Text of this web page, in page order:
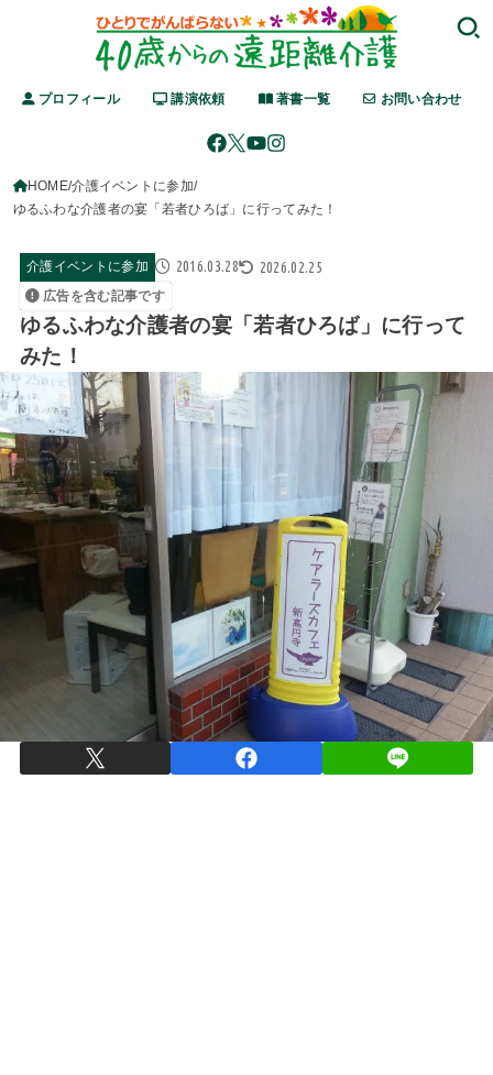
プロフィール 講演依頼 著書一覧 お問い合わせ
HOME 介護イベントに参加
ゆるふわな介護者の宴「若者ひろば」に行ってみた！
介護イベントに参加 2016.03.28 2026.02.25
広告を含む記事です
ゆるふわな介護者の宴「若者ひろば」に行って
みた！